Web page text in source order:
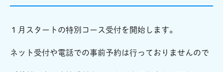
１月スタートの特別コース受付を開始します。
ネット受付や電話での事前予約は行っておりませんので